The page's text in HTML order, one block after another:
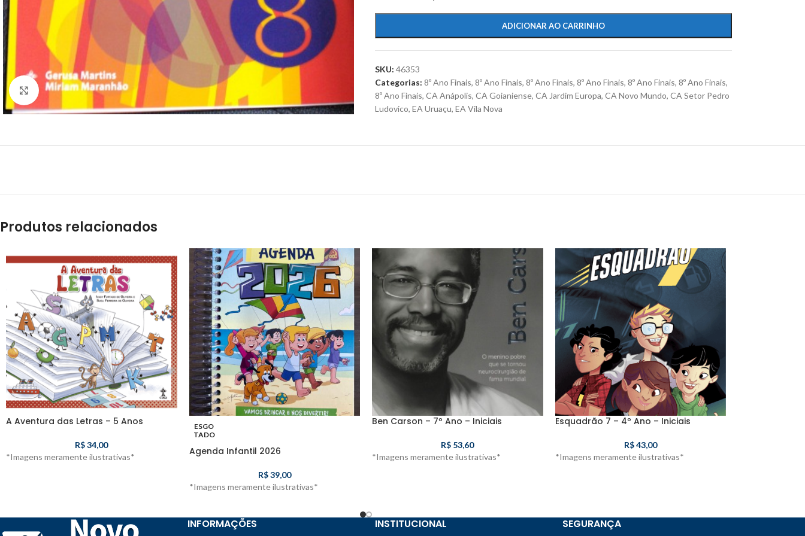
Clique para ampliar
ADICIONAR AO CARRINHO
SKU: 46353
Categorias: 8º Ano Finais, 8º Ano Finais, 8º Ano Finais, 8º Ano Finais, 8º Ano Finais, 8º Ano Finais,
8º Ano Finais, CA Anápolis, CA Goianiense, CA Jardim Europa, CA Novo Mundo, CA Setor Pedro
Ludovico, EA Uruaçu, EA Vila Nova
Produtos relacionados
A Aventura das Letras – 5 Anos
R$34,00
*Imagens meramente ilustrativas*
ESGO
TADO
Agenda Infantil 2026
R$39,00
*Imagens meramente ilustrativas*
Ben Carson – 7º Ano – Iniciais
R$ 53,60
*Imagens meramente ilustrativas*
Esquadrão 7 – 4º Ano – Iniciais
R$43,00
*Imagens meramente ilustrativas*
INFORMAÇÕES INSTITUCIONAL SEGURANÇA